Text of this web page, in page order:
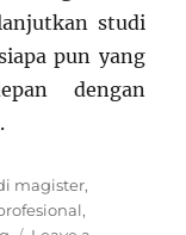
studi
pun yang
dengan
magister,
,